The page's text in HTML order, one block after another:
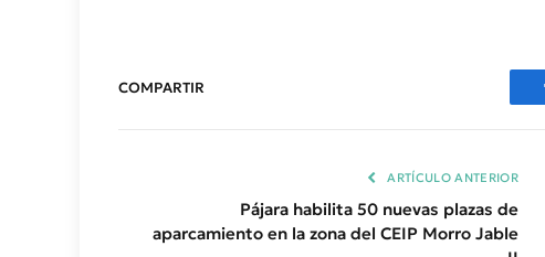
COMPARTIR
ARTÍCULO ANTERIOR
Pájara habilita 50 nuevas plazas de
aparcamiento en la zona del CEIP Morro Jable